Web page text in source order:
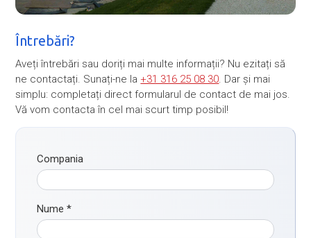
Întrebări?
Aveți întrebări sau doriți mai multe informații? Nu ezitați să
ne contactați. Sunați-ne la +31 316 25 08 30. Dar și mai
simplu: completați direct formularul de contact de mai jos.
Vă vom contacta în cel mai scurt timp posibil!
Compania
Nume*